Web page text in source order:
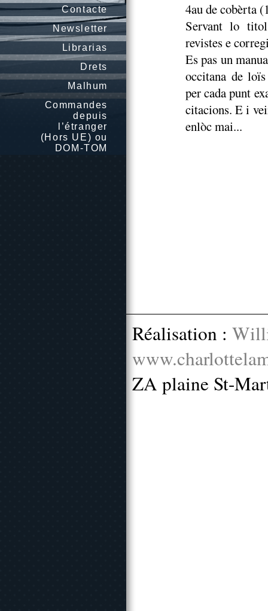
Contacte
Newsletter
Librarias
Drets
Malhum
Commandes
depuis
l’étranger
(Hors UE) ou
DOM-TOM
4au de cobèrta
Servant lo titol
revistes e
Es pas un
occitana de
per cada punt
citacions. E i
enlòc mai...
Réalisation :
ZA plaine St-